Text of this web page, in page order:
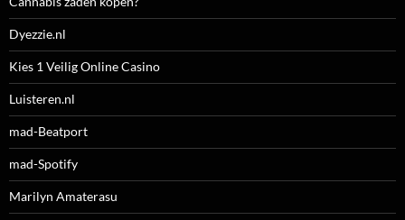
Dyezzie.nl
Kies 1 Veilig Online Casino
Luisteren.nl
mad-Beatport
mad-Spotify
Marilyn Amaterasu